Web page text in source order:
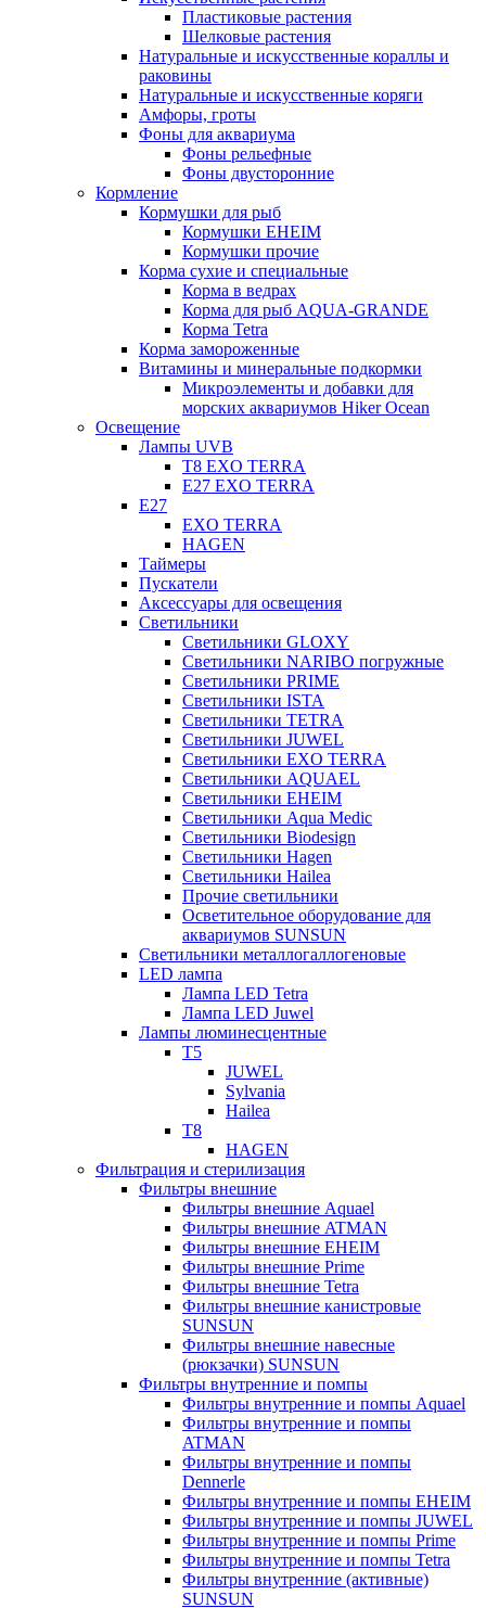
Пластиковые растения
Шелковые растения
Натуральные и искусственные кораллы и
раковины
Натуральные и искусственные коряги
Амфоры, гроты
Фоны для аквариума
Фоны рельефные
Фоны двусторонние
Кормление
Кормушки для рыб
Кормушки EHEIM
Кормушки прочие
Корма сухие и специальные
Корма в ведрах
Корма для рыб AQUA-GRANDE
Корма Tetra
Корма замороженные
Витамины и минеральные подкормки
Микроэлементы и добавки для
морских аквариумов Hiker Ocean
Освещение
Лампы UVB
Т8 EXO TERRA
Е27 EXO TERRA
Е27
EXO TERRA
HAGEN
Таймеры
Пускатели
Аксессуары для освещения
Светильники
Светильники GLOXY
Светильники NARIBO погружные
Светильники PRIME
Светильники ISTA
Светильники TETRA
Светильники JUWEL
Светильники EXO TERRA
Светильники AQUAEL
Светильники EHEIM
Светильники Aqua Medic
Светильники Biodesign
Светильники Hagen
Светильники Hailea
Прочие светильники
Осветительное оборудование для
аквариумов SUNSUN
Светильники металлогаллогеновые
LED лампа
Лампа LED Tetra
Лампа LED Juwel
Лампы люминесцентные
T5
JUWEL
Sylvania
Hailea
T8
HAGEN
Фильтрация и стерилизация
Фильтры внешние
Фильтры внешние Aquael
Фильтры внешние ATMAN
Фильтры внешние EHEIM
Фильтры внешние Prime
Фильтры внешние Tetra
Фильтры внешние канистровые
SUNSUN
Фильтры внешние навесные
(рюкзачки) SUNSUN
Фильтры внутренние и помпы
Фильтры внутренние и помпы Aquael
Фильтры внутренние и помпы
ATMAN
Фильтры внутренние и помпы
Dennerle
Фильтры внутренние и помпы EHEIM
Фильтры внутренние и помпы JUWEL
Фильтры внутренние и помпы Prime
Фильтры внутренние и помпы Tetra
Фильтры внутренние (активные)
SUNSUN